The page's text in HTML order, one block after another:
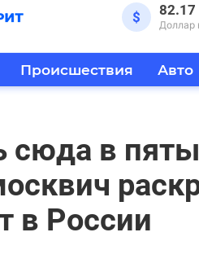
$ 82.17
Доллар
Происшествия Авто
в
в России